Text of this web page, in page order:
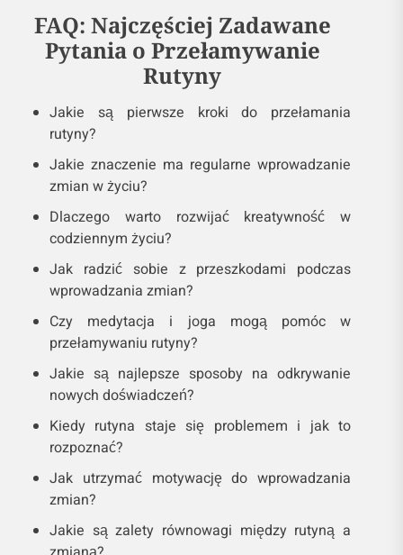
FAQ: Najczęściej Zadawane
Pytania o Przełamywanie
Rutyny
Jakie są pierwsze kroki do przełamania
rutyny?
Jakie znaczenie ma regularne wprowadzanie
zmian w życiu?
Dlaczego warto rozwijać kreatywność w
codziennym życiu?
Jak radzić sobie z przeszkodami podczas
wprowadzania zmian?
Czy medytacja i joga mogą pomóc w
przełamywaniu rutyny?
Jakie są najlepsze sposoby na odkrywanie
nowych doświadczeń?
Kiedy rutyna staje się problemem i jak to
rozpoznać?
Jak utrzymać motywację do wprowadzania
zmian?
Jakie są zalety równowagi między rutyną a